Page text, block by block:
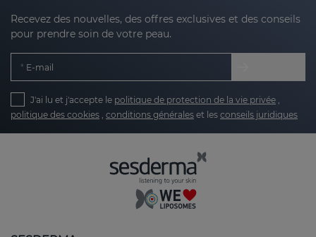
Acide hyaluronique de haut poids moléculaire
: forme un film protecteur à la surface de la
Acide hyaluronique de faible poids
moléculaire : pénètre plus profondément
collagène et améliorant l'élasticité.
Acide hyaluronique hydrolysé : atteint des
couches plus profondes pour favoriser la
Recevez des nouvelles, des offres exclusives et des conseils
pour prendre soin de votre peau.
E-mail
J'ai lu et j'accepte le politique de protection de la vie privée ,
politique des cookies , conditions générales et les conseils juridiques